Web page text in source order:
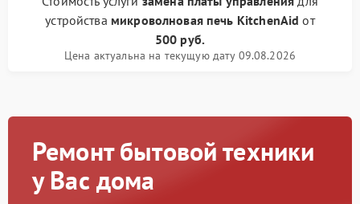
устройства микроволновая печь KitchenAid от
500 руб.
Цена актуальна на текущую дату 09.08.2026
Ремонт бытовой техники
у Вас дома